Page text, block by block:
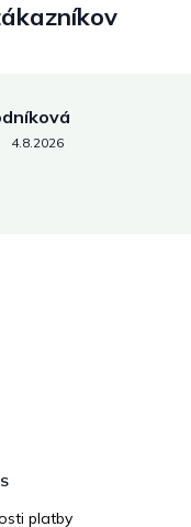
je 5 z 5 hviezdičiek.
4.8.2026
platby